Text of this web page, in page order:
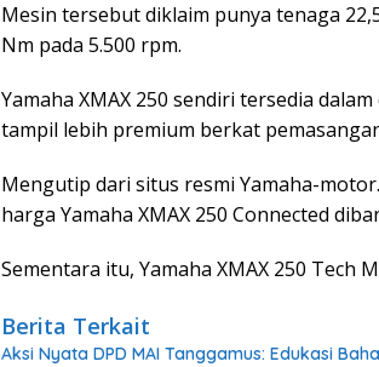
Mesin tersebut diklaim punya tenaga
Nm pada 5.500 rpm.
Yamaha XMAX 250 sendiri tersedia
tampil lebih premium berkat
Mengutip dari situs resmi Yamaha-
harga Yamaha XMAX 250 Connected
Sementara itu, Yamaha XMAX 250 Tech
Berita Terkait
Aksi Nyata DPD MAI Tanggamus: Edukasi